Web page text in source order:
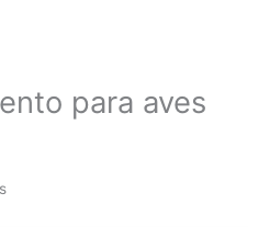
para aves